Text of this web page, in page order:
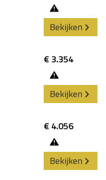
Bekijken
€ 3.354
Bekijken
€ 4.056
Bekijken